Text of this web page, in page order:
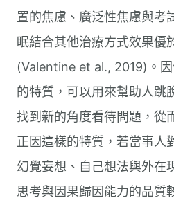
置的焦慮、廣泛性焦慮與考
眠結合其他治療方式效果優
(Valentine et al., 2019)。
的特質，可以用來幫助人跳
找到新的角度看待問題，從
正因這樣的特質，若當事人
幻覺妄想、自己想法與外在
思考與因果歸因能力的品質